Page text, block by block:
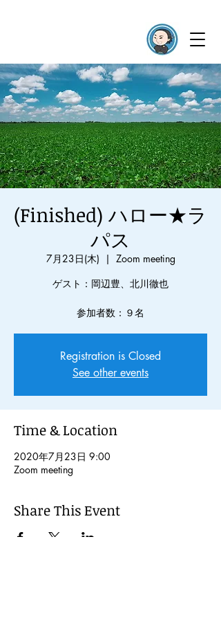
(Finished) ハロー★ラ
パス
7月23日(木)
  |
Zoom meeting
ゲスト：岡辺豊、北川徹也
参加者数：９名
Registration is Closed
See other events
Time & Location
2020年7月23日 9:00
Zoom meeting
Share This Event